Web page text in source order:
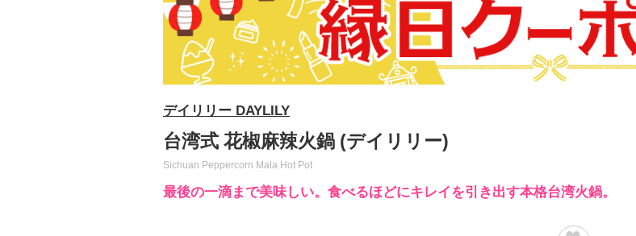
デイリリー DAYLILY
台湾式 花椒麻辣火鍋 (デイリリー)
Sichuan Peppercorn Mala Hot Pot
最後の一滴まで美味しい。食べるほどにキレイを引き出す本格台湾火鍋。